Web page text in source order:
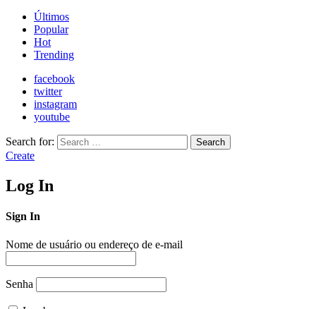
Últimos
Popular
Hot
Trending
facebook
twitter
instagram
youtube
Search for: Search
Create
Log In
Sign In
Nome de usuário ou endereço de e-mail
Senha